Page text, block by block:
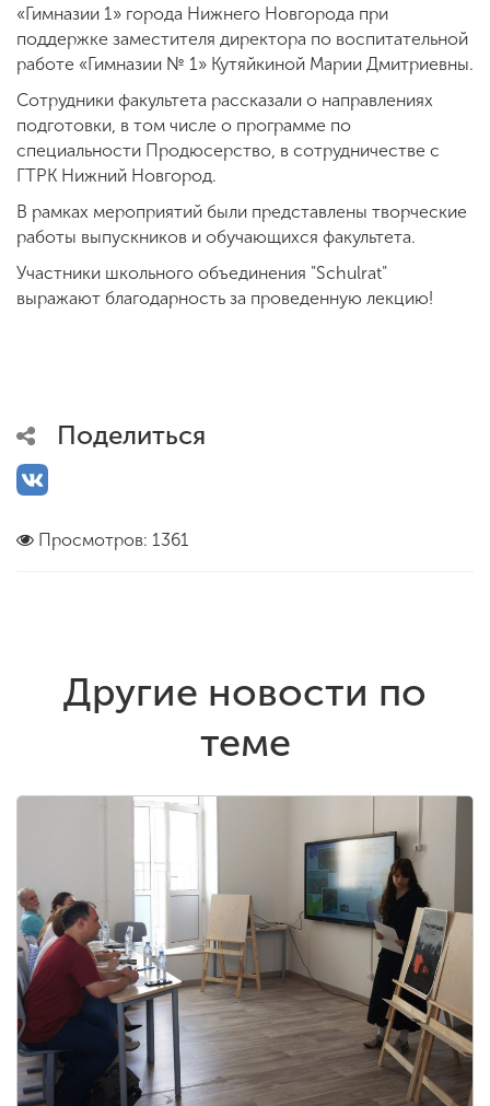
«Гимназии 1» города Нижнего Новгорода при
поддержке заместителя директора по воспитательной
работе «Гимназии № 1» Кутяйкиной Марии Дмитриевны.
Сотрудники факультета рассказали о направлениях
подготовки, в том числе о программе по
специальности Продюсерство, в сотрудничестве с
ГТРК Нижний Новгород.
В рамках мероприятий были представлены творческие
работы выпускников и обучающихся факультета.
Участники школьного объединения "Schulrat"
выражают благодарность за проведенную лекцию!
Поделиться
Просмотров: 1361
Другие новости по
теме